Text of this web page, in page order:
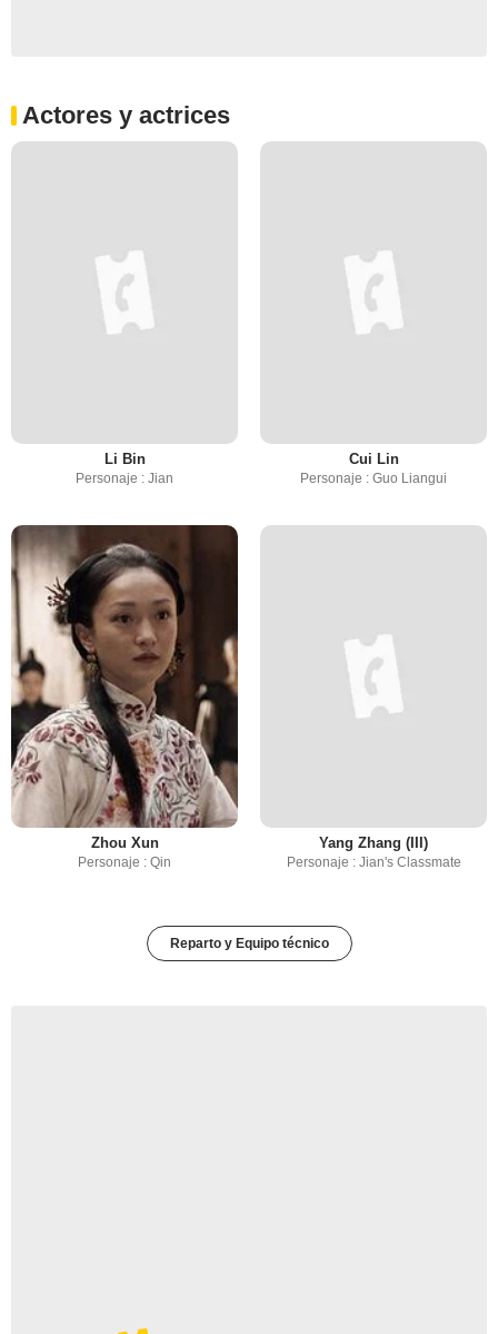
Actores y actrices
Li Bin
Personaje : Jian
Cui Lin
Personaje : Guo Liangui
Zhou Xun
Personaje : Qin
Yang Zhang (III)
Personaje : Jian's Classmate
Reparto y Equipo técnico